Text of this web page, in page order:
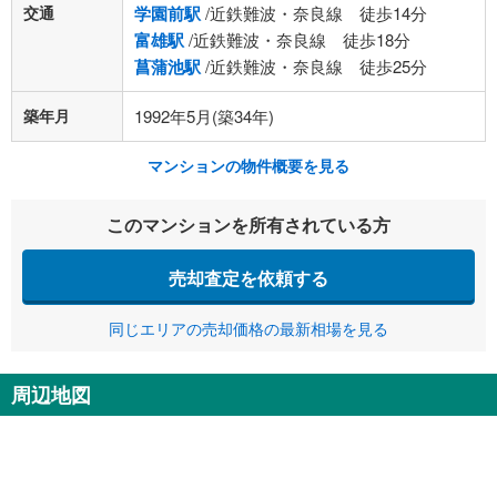
交通 学園前駅/近鉄難波・奈良線 徒歩14分
富雄駅/近鉄難波・奈良線 徒歩18分
菖蒲池駅/近鉄難波・奈良線 徒歩25分
築年月 1992年5月(築34年)
マンションの物件概要を見る
このマンションを所有されている方
売却査定を依頼する
同じエリアの売却価格の最新相場を見る
周辺地図